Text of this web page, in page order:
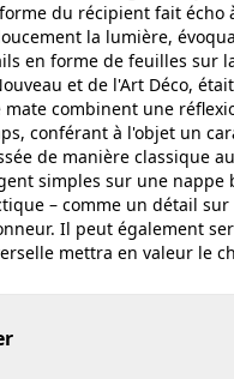
du récipient fait
la lumière,
en forme de feuilles sur
et de l'Art Déco,
combinent une
conférant à l'objet un
de manière classique
simples sur une
– comme un détail
Il peut également
mettra en valeur le